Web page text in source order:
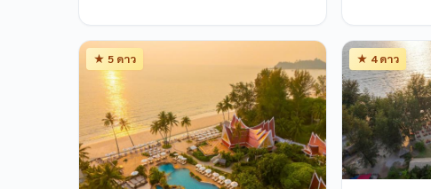
★ 5 ดาว ★ 4 ดาว